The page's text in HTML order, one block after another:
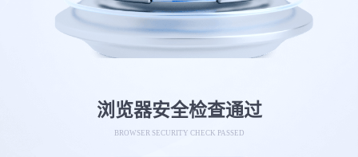
浏览器安全检查通过
BROWSER SECURITY CHECK PASSED